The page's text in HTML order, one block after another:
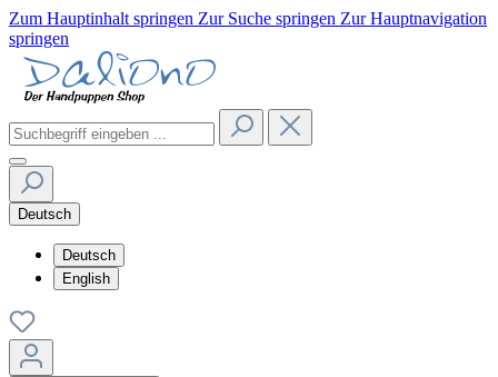
Zum Hauptinhalt springen Zur Suche springen Zur Hauptnavigation
springen
Deutsch
Deutsch
English